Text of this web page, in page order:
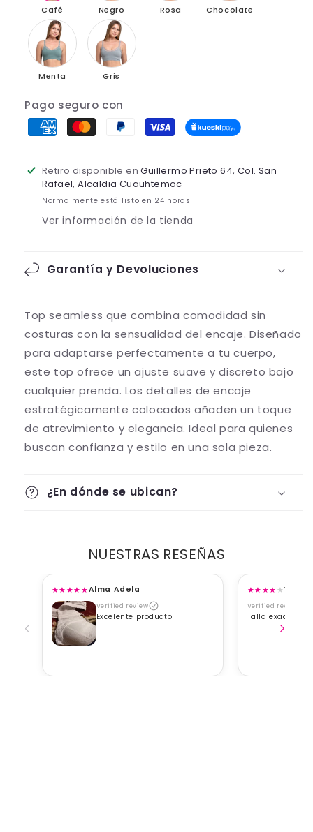
Café Negro Rosa Chocolate
Menta Gris
Pago seguro con
Retiro disponible enGuillermo Prieto 64, Col. San
Rafael, Alcaldia Cuauhtemoc
Normalmente está listo en 24 horas
Ver información de la tienda
Garantía y Devoluciones
Top seamless que combina comodidad sin
costuras con la sensualidad del encaje. Diseñado
para adaptarse perfectamente a tu cuerpo,
este top ofrece un ajuste suave y discreto bajo
cualquier prenda. Los detalles de encaje
estratégicamente colocados añaden un toque
de atrevimiento y elegancia. Ideal para quienes
buscan confianza y estilo en una sola pieza.
¿En dónde se ubican?
NUESTRAS RESEÑAS
★★★★★Alma Adela
Verified review
Excelente producto
★★★★★
Verified review
Talla exacta,